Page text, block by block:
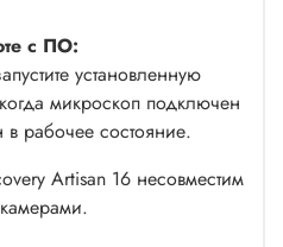
с ПО:
установленную
микроскоп подключен
рабочее состояние.
Artisan 16 несовместим